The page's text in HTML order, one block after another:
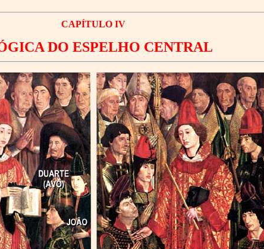
CAPÍTULO IV
DO ESPELHO CENTRAL